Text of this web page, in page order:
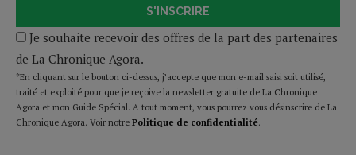
S'INSCRIRE
Je souhaite recevoir des offres de la part des partenaires
de La Chronique Agora.
*En cliquant sur le bouton ci-dessus, j’accepte que mon e-mail saisi soit utilisé,
traité et exploité pour que je reçoive la newsletter gratuite de La Chronique
Agora et mon Guide Spécial. A tout moment, vous pourrez vous désinscrire de La
Chronique Agora. Voir notre Politique de confidentialité.